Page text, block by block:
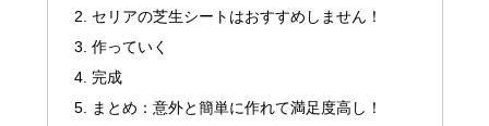
セリアの芝生シートはおすすめしません！
作っていく
完成
まとめ：意外と簡単に作れて満足度高し！